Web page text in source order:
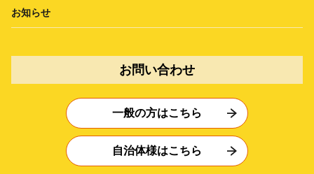
お知らせ
お問い合わせ
一般の方はこちら
自治体様はこちら